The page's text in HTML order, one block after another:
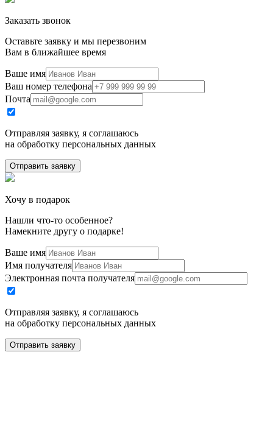
Заказать звонок
Оставьте заявку и мы перезвоним
Вам в ближайшее время
Ваше имя
Ваш номер телефона
Почта
Отправляя заявку, я соглашаюсь
на обработку персональных данных
Отправить заявку
Хочу в подарок
Нашли что-то особенное?
Намекните другу о подарке!
Ваше имя
Имя получателя
Электронная почта получателя
Отправляя заявку, я соглашаюсь
на обработку персональных данных
Отправить заявку